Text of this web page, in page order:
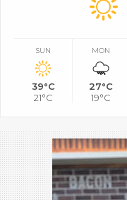
SUN
39°C
21°C
MON
27°C
19°C